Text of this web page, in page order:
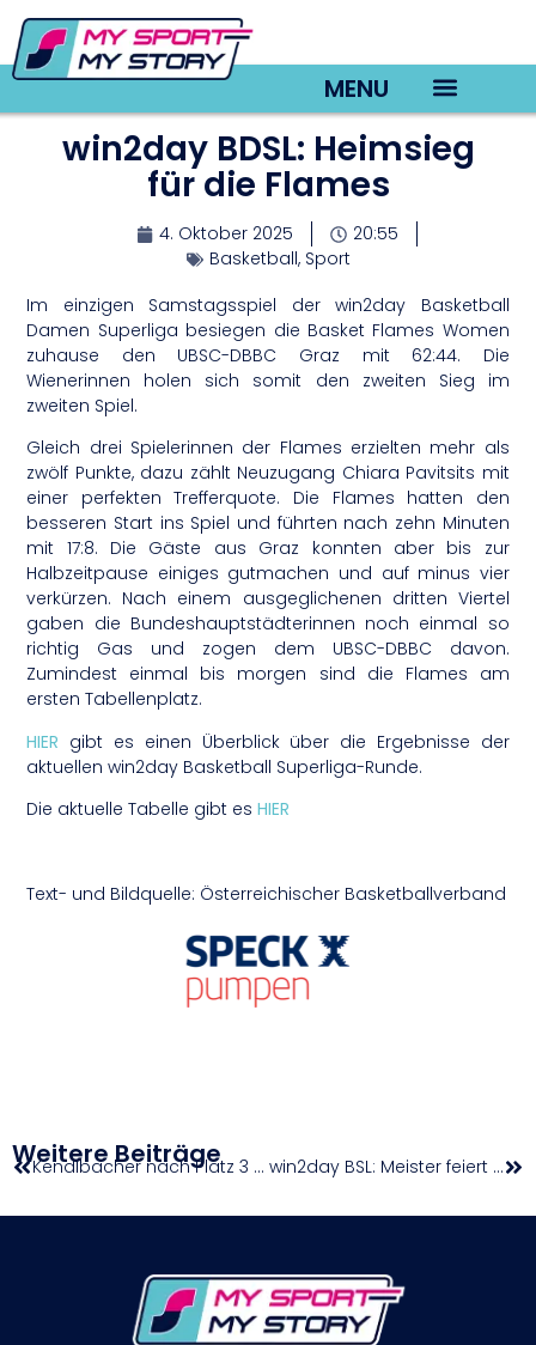
MENU
win2day BDSL: Heimsieg
für die Flames
4. Oktober 2025
20:55
Basketball, Sport
Im einzigen Samstagsspiel der win2day Basketball
Damen Superliga besiegen die Basket Flames Women
zuhause den UBSC-DBBC Graz mit 62:44. Die
Wienerinnen holen sich somit den zweiten Sieg im
zweiten Spiel.
Gleich drei Spielerinnen der Flames erzielten mehr als
zwölf Punkte, dazu zählt Neuzugang Chiara Pavitsits mit
einer perfekten Trefferquote. Die Flames hatten den
besseren Start ins Spiel und führten nach zehn Minuten
mit 17:8. Die Gäste aus Graz konnten aber bis zur
Halbzeitpause einiges gutmachen und auf minus vier
verkürzen. Nach einem ausgeglichenen dritten Viertel
gaben die Bundeshauptstädterinnen noch einmal so
richtig Gas und zogen dem UBSC-DBBC davon.
Zumindest einmal bis morgen sind die Flames am
ersten Tabellenplatz.
HIER gibt es einen Überblick über die Ergebnisse der
aktuellen win2day Basketball Superliga-Runde.
Die aktuelle Tabelle gibt esHIER
Text- und Bildquelle: Österreichischer Basketballverband
Weitere Beiträge Kendlbacher nach Platz 3 „super zufrieden“ win2day BSL: Meister feiert ersten Saisonsieg